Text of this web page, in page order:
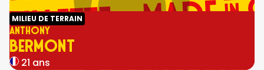
MILIEU DE TERRAIN
ANTHONY
BERMONT
21 ans